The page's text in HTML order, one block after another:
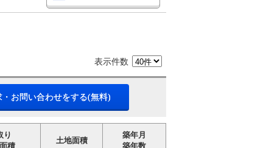
表示件数
・お問い合わせをする(無料)
り
積
土地面積
築年月
築年数